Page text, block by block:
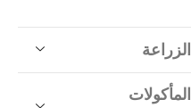
الزراعة
المأكولات